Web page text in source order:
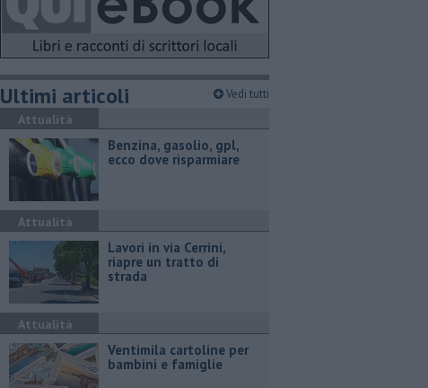
Ultimi articoli Vedi tutti
Attualità
​Benzina, gasolio, gpl,
ecco dove risparmiare
Attualità
Lavori in via Cerrini,
riapre un tratto di
strada
Attualità
Ventimila cartoline per
bambini e famiglie